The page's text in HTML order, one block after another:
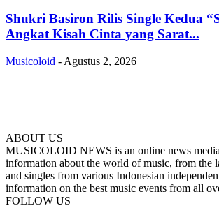
Shukri Basiron Rilis Single Kedua
Angkat Kisah Cinta yang Sarat...
Musicoloid - Agustus 2, 2026
ABOUT US
MUSICOLOID NEWS is an online news
information about the world of music, from the
and singles from various Indonesian
information on the best music events from all
FOLLOW US